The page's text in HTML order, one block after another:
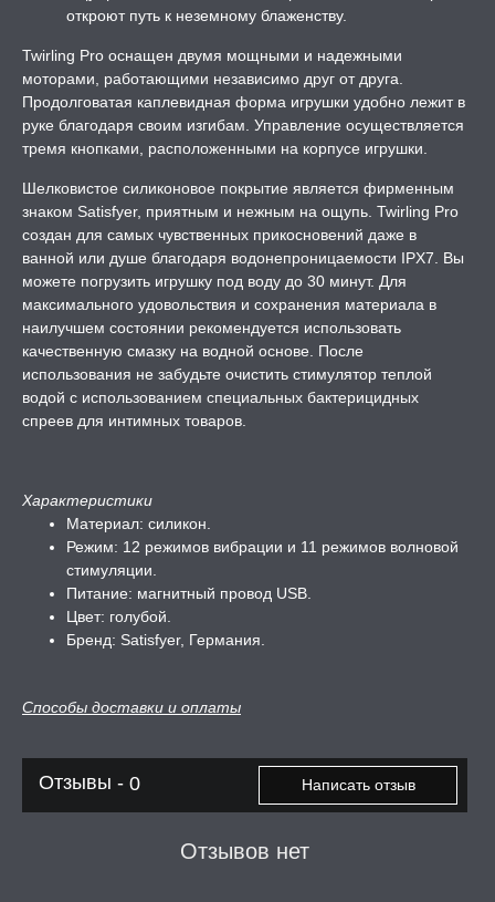
КАРТА
-50%, ТОВАР ЗА
ОБРАЗ
откроют путь к неземному блаженству.
Twirling Pro оснащен двумя мощными и надежными
моторами, работающими независимо друг от друга.
Продолговатая каплевидная форма игрушки удобно лежит в
руке благодаря своим изгибам. Управление осуществляется
тремя кнопками, расположенными на корпусе игрушки.
Шелковистое силиконовое покрытие является фирменным
знаком Satisfyer, приятным и нежным на ощупь. Twirling Pro
создан для самых чувственных прикосновений даже в
ванной или душе благодаря водонепроницаемости IPX7. Вы
можете погрузить игрушку под воду до 30 минут. Для
максимального удовольствия и сохранения материала в
наилучшем состоянии рекомендуется использовать
качественную смазку на водной основе. После
использования не забудьте очистить стимулятор теплой
водой с использованием специальных бактерицидных
спреев для интимных товаров.
Характеристики
Материал: силикон.
Режим: 12 режимов вибрации и 11 режимов волновой
стимуляции.
Питание: магнитный провод USB.
Цвет: голубой.
Бренд: Satisfyer, Германия.
Способы доставки и оплаты
Отзывы - 0 Написать отзыв
Отзывов нет